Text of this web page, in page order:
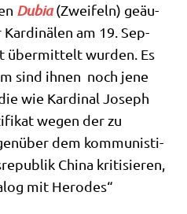
Dubia (Zwei­feln) geäu­
am 19. Sep­
über­mit­telt wur­den. Es
sind ihnen noch jene
wie Kar­di­nal Joseph
wegen der zu
dem kom­mu­ni­sti­
Chi­na kri­ti­sie­ren,
mit Hero­des“